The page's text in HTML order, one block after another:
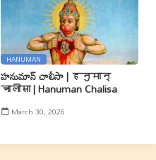
HANUMAN
హనుమాన్ చాలీసా | हनुमान्
चालीसा | Hanuman Chalisa
March 30, 2026